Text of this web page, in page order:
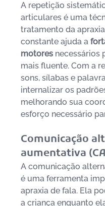
A repetição
articulares é uma
tratamento da
constante ajuda a
motores necessários
mais fluente. Com a
sons, sílabas e
internalizar os
melhorando sua
esforço necessário
Comunicação
aumentativa
A comunicação
é uma ferramenta
apraxia de fala. Ela
a criança enquanto